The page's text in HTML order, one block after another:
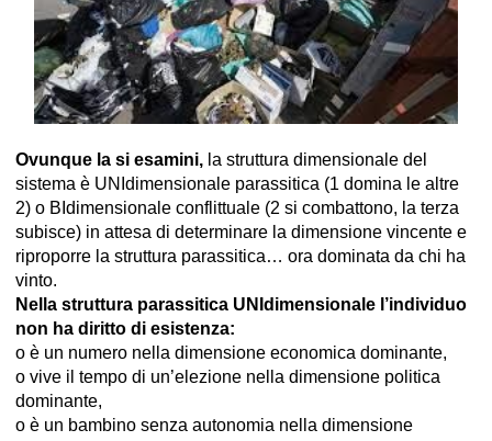
Ovunque la si esamini, la struttura dimensionale del
sistema è UNIdimensionale parassitica (1 domina le altre
2) o BIdimensionale conflittuale (2 si combattono, la terza
subisce) in attesa di determinare la dimensione vincente e
riproporre la struttura parassitica… ora dominata da chi ha
vinto.
Nella struttura parassitica UNIdimensionale l’individuo
non ha diritto di esistenza:
o è un numero nella dimensione economica dominante,
o vive il tempo di un’elezione nella dimensione politica
dominante,
o è un bambino senza autonomia nella dimensione